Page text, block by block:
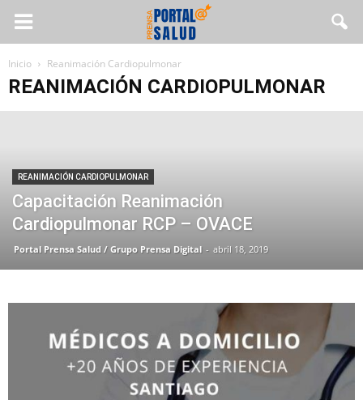
Inicio Reanimación Cardiopulmonar
REANIMACIÓN CARDIOPULMONAR
REANIMACIÓN CARDIOPULMONAR
Capacitación Reanimación
Cardiopulmonar RCP – OVACE
Portal Prensa Salud / Grupo Prensa Digital - abril 18, 2019